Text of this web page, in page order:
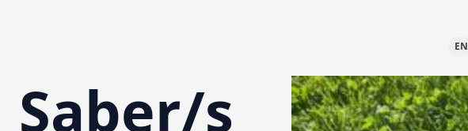
EN
TODAS ARTE CONTEMPORÁNEO
Saber/s